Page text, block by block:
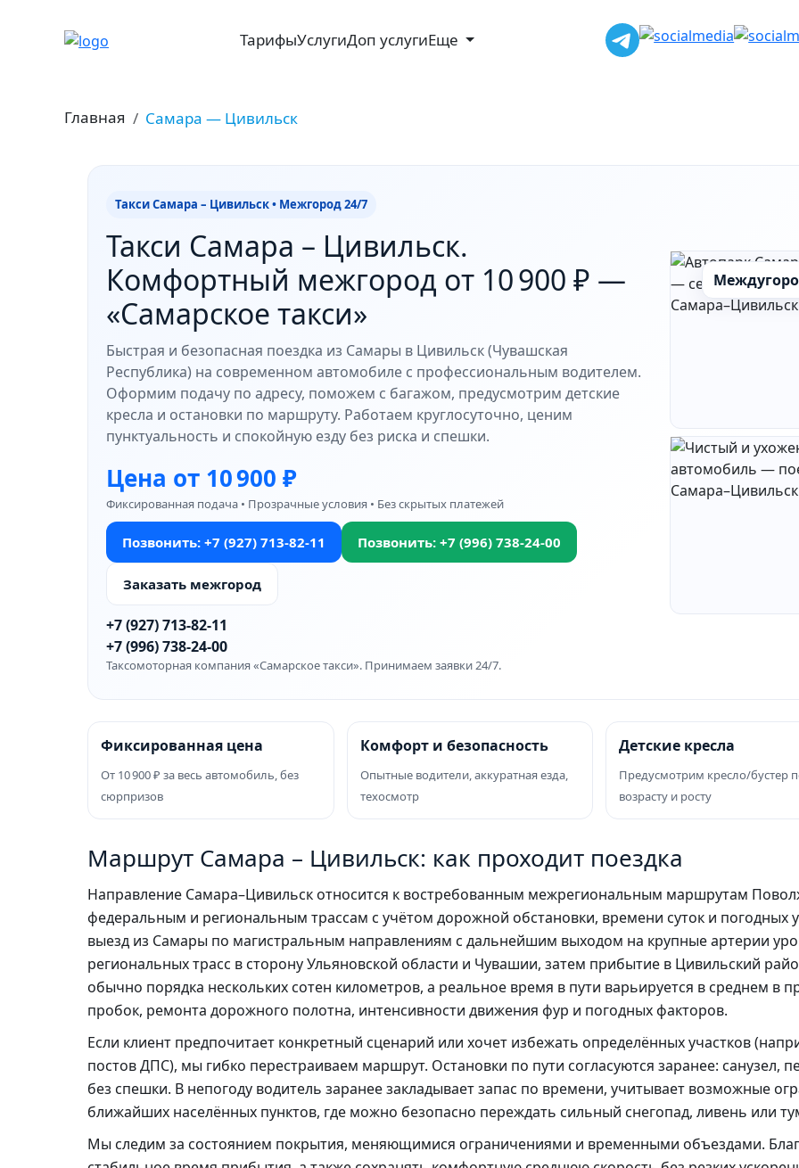
ТарифыУслугиДоп услугиЕще
Главная Самара — Цивильск
Такси Самара – Цивильск • Межгород 24/7
Такси Самара – Цивильск.
Комфортный межгород от 10 900 ₽ —
«Самарское такси»
Быстрая и безопасная поездка из Самары в Цивильск (Чувашская
Республика) на современном автомобиле с профессиональным водителем.
Оформим подачу по адресу, поможем с багажом, предусмотрим детские
кресла и остановки по маршруту. Работаем круглосуточно, ценим
пунктуальность и спокойную езду без риска и спешки.
Цена от 10 900 ₽
Фиксированная подача • Прозрачные условия • Без скрытых платежей
Позвонить: +7 (927) 713‑82‑11 Позвонить: +7 (996) 738‑24‑00
Заказать межгород
+7 (927) 713‑82‑11
+7 (996) 738‑24‑00
Таксомоторная компания «Самарское такси». Принимаем заявки 24/7.
Фиксированная цена
От 10 900 ₽ за весь автомобиль, без
сюрпризов
Комфорт и безопасность
Опытные водители, аккуратная езда,
техосмотр
Детские кресла
Предусмотрим кресло/бустер
возрасту и росту
Маршрут Самара – Цивильск: как проходит поездка
Направление Самара–Цивильск относится к востребованным межрегиональным маршрутам
федеральным и региональным трассам с учётом дорожной обстановки, времени суток и погодных
выезд из Самары по магистральным направлениям с дальнейшим выходом на крупные артерии
региональных трасс в сторону Ульяновской области и Чувашии, затем прибытие в Цивильский
обычно порядка нескольких сотен километров, а реальное время в пути варьируется в среднем в
пробок, ремонта дорожного полотна, интенсивности движения фур и погодных факторов.
Если клиент предпочитает конкретный сценарий или хочет избежать определённых участков
постов ДПС), мы гибко перестраиваем маршрут. Остановки по пути согласуются заранее: санузел,
без спешки. В непогоду водитель заранее закладывает запас по времени, учитывает возможные
ближайших населённых пунктов, где можно безопасно переждать сильный снегопад, ливень или
Мы следим за состоянием покрытия, меняющимися ограничениями и временными объездами.